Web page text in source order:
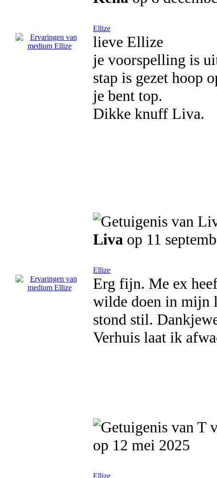
Ellize
lieve Ellize
je voorspelling is
stap is gezet hoop
je bent top.
Dikke knuff Liva.
Liva op 11
Ellize
Erg fijn. Me ex
wilde doen in mijn
stond stil.
Verhuis laat ik
op 12 mei 2025
Ellize